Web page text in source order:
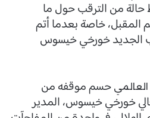
حالة من الترقب حول ما
المقبل، خاصة بعدما أتم
الجديد خورخي خيسوس
العالمي حسم موقفه من
خورخي خيسوس، المدير